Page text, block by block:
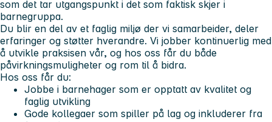
som det tar utgangspunkt i det som faktisk skjer i
barnegruppa.
Du blir en del av et faglig miljø der vi samarbeider, deler
erfaringer og støtter hverandre. Vi jobber kontinuerlig med
å utvikle praksisen vår, og hos oss får du både
påvirkningsmuligheter og rom til å bidra.
Hos oss får du:
Jobbe i barnehager som er opptatt av kvalitet og
faglig utvikling
Gode kollegaer som spiller på lag og inkluderer fra